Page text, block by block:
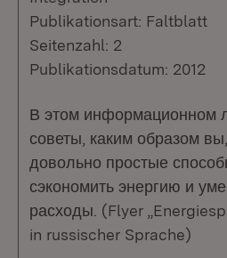
Publikationsart: Faltblatt
Seitenzahl: 2
Publikationsdatum: 2012
В этом информационном
советы, каким образом
довольно простые
сэкономить энергию и
расходы. (Flyer
in russischer Sprache)